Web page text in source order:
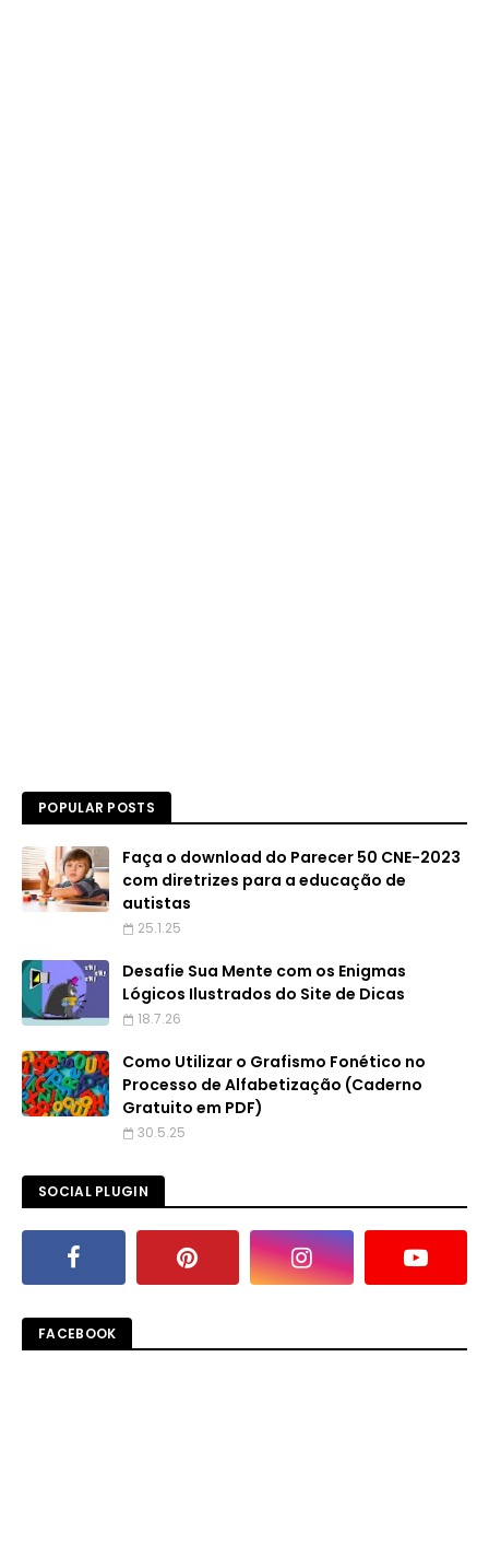
POPULAR POSTS
Faça o download do Parecer 50 CNE-2023
com diretrizes para a educação de
autistas
25.1.25
Desafie Sua Mente com os Enigmas
Lógicos Ilustrados do Site de Dicas
18.7.26
Como Utilizar o Grafismo Fonético no
Processo de Alfabetização (Caderno
Gratuito em PDF)
30.5.25
SOCIAL PLUGIN
FACEBOOK